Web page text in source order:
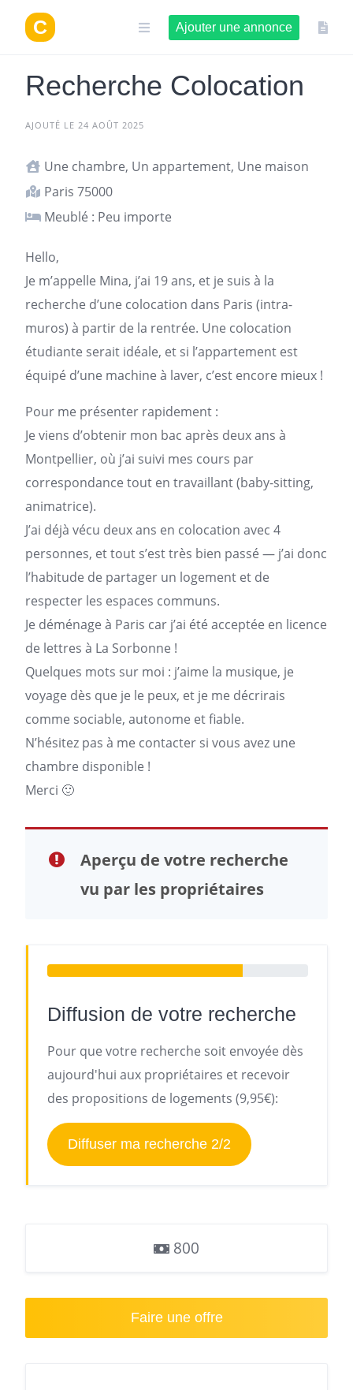
contenu
Ajouter une annonce
Recherche Colocation
AJOUTÉ LE 24 AOÛT 2025
Une chambre, Un appartement, Une maison
Paris 75000
Meublé : Peu importe
Hello,
Je m’appelle Mina, j’ai 19 ans, et je suis à la
recherche d’une colocation dans Paris (intra-
muros) à partir de la rentrée. Une colocation
étudiante serait idéale, et si l’appartement est
équipé d’une machine à laver, c’est encore mieux !
Pour me présenter rapidement :
Je viens d’obtenir mon bac après deux ans à
Montpellier, où j’ai suivi mes cours par
correspondance tout en travaillant (baby-sitting,
animatrice).
J’ai déjà vécu deux ans en colocation avec 4
personnes, et tout s’est très bien passé — j’ai donc
l’habitude de partager un logement et de
respecter les espaces communs.
Je déménage à Paris car j’ai été acceptée en licence
de lettres à La Sorbonne !
Quelques mots sur moi : j’aime la musique, je
voyage dès que je le peux, et je me décrirais
comme sociable, autonome et fiable.
N’hésitez pas à me contacter si vous avez une
chambre disponible !
Merci 🙂
Aperçu de votre recherche
vu par les propriétaires
Diffusion de votre recherche
Pour que votre recherche soit envoyée dès
aujourd'hui aux propriétaires et recevoir
des propositions de logements (9,95€):
Diffuser ma recherche 2/2
800
Faire une offre